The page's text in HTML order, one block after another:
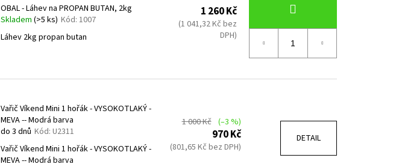
OBAL - Láhev na PROPAN BUTAN, 2kg
Skladem (>5 ks) Kód: 1007
Láhev 2kg propan butan
1 260 Kč
(1 041,32 Kč bez
DPH)
Vařič Víkend Mini 1 hořák - VYSOKOTLAKÝ -
MEVA -- Modrá barva
do 3 dnů Kód: U2311
Vařič Víkend Mini 1 hořák - VYSOKOTLAKÝ -
MEVA -- Modrá barva
1 000 Kč (–3 %)
970 Kč
(801,65 Kč bez DPH)
DETAIL